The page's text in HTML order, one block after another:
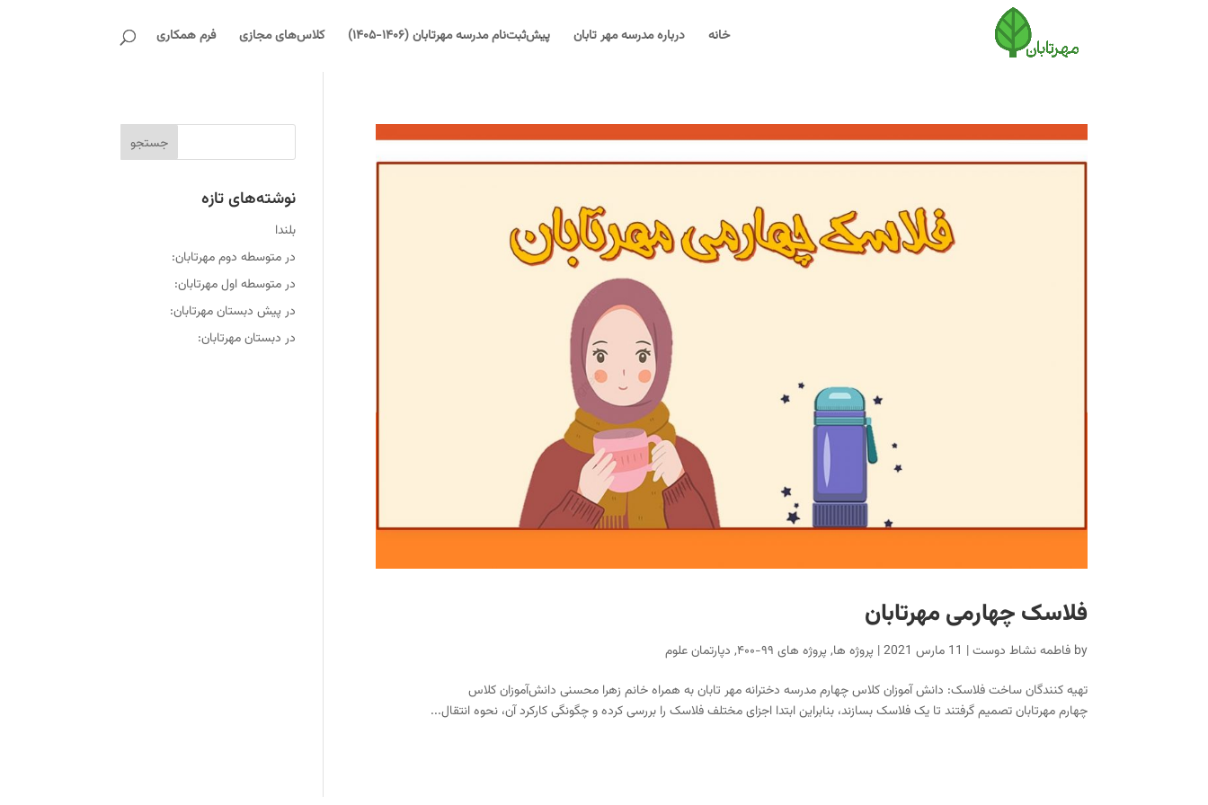
خانه درباره مدرسه مهر تابان پیش‌ثبت‌نام مدرسه مهرتابان (۱۴۰۶-۱۴۰۵) کلاس‌های مجازی فرم همکاری
فلاسک چهارمی مهرتابان
by فاطمه نشاط دوست| 11 مارس 2021 | پروژه ها, پروژه های ۹۹-۴۰۰ , دپارتمان علوم
تهیه کنندگان ساخت فلاسک: دانش آموزان کلاس چهارم مدرسه دخترانه مهر تابان به همراه خانم زهرا محسنی دانش‌آموزان کلاس
چهارم مهرتابان تصمیم گرفتند تا یک فلاسک بسازند، بنابراین ابتدا اجزای مختلف فلاسک را بررسی کرده و چگونگی کارکرد آن، نحوه انتقال...
نوشته‌های تازه
بلندا
در متوسطه دوم مهرتابان:
در متوسطه اول مهرتابان:
در پیش دبستان مهرتابان:
در دبستان مهرتابان: